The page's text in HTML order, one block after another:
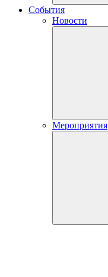
События
Новости
Мероприятия